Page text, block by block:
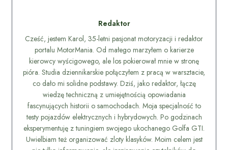
Redaktor
Cześć, jestem Karol, 35-letni pasjonat motoryzacji i redaktor
portalu MotorMania. Od małego marzyłem o karierze
kierowcy wyścigowego, ale los pokierował mnie w stronę
pióra. Studia dziennikarskie połączyłem z pracą w warsztacie,
co dało mi solidne podstawy. Dziś, jako redaktor, łączę
wiedzę techniczną z umiejętnością opowiadania
fascynujących historii o samochodach. Moja specjalność to
testy pojazdów elektrycznych i hybrydowych. Po godzinach
eksperymentuję z tuningiem swojego ukochanego Golfa GTI.
Uwielbiam też organizować zloty klasyków. Moim celem jest